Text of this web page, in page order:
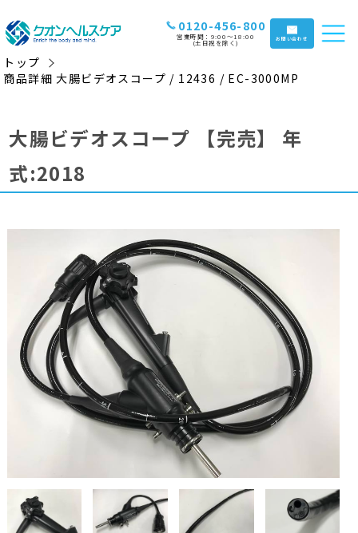
0120-456-800
営業時間：9:00〜18:00
(土日祝を除く) お問い合わせ
トップ
商品詳細 大腸ビデオスコープ / 12436 / EC-3000MP
大腸ビデオスコープ 【完売】
年
式:2018